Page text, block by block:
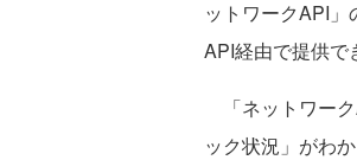
ットワークAPI
API経由で提供で
「ネットワー
ック状況」がわ